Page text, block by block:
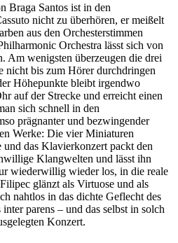
Braga Santos ist in den
nicht zu überhören, er meißelt
aus den Orchesterstimmen
Orchestra lässt sich von
Am wenigsten überzeugen die drei
nicht bis zum Hörer durchdringen
Höhepunkte bleibt irgendwo
auf der Strecke und erreicht einen
sich schnell in den
prägnanter und bezwingender
Werke: Die vier Miniaturen
das Klavierkonzert packt den
Klangwelten und lässt ihn
wiederwillig wieder los, in die reale
glänzt als Virtuose und als
nahtlos in das dichte Geflecht des
parens – und das selbst in solch
Konzert.